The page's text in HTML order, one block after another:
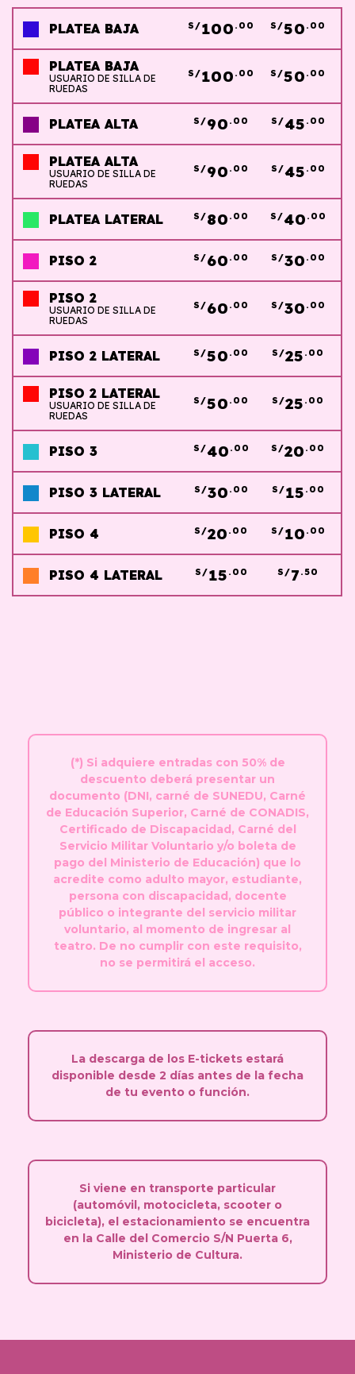
PLATEA BAJA S/100 .00 S/50 .00
PLATEA BAJA
USUARIO DE SILLA DE
RUEDAS
S/100 .00 S/50 .00
PLATEA ALTA S/90 .00 S/45 .00
PLATEA ALTA
USUARIO DE SILLA DE
RUEDAS
S/90 .00 S/45 .00
PLATEA LATERAL S/80 .00 S/40 .00
PISO 2 S/60 .00 S/30 .00
PISO 2
USUARIO DE SILLA DE
RUEDAS
S/60 .00 S/30 .00
PISO 2 LATERAL S/50 .00 S/25 .00
PISO 2 LATERAL
USUARIO DE SILLA DE
RUEDAS
S/50 .00 S/25 .00
PISO 3 S/40 .00 S/20 .00
PISO 3 LATERAL S/30 .00 S/15 .00
PISO 4 S/20 .00 S/10 .00
PISO 4 LATERAL S/15 .00 S/7.50
(*) Si adquiere entradas con 50% de
descuento deberá presentar un
documento (DNI, carné de SUNEDU, Carné
de Educación Superior, Carné de CONADIS,
Certificado de Discapacidad, Carné del
Servicio Militar Voluntario y/o boleta de
pago del Ministerio de Educación) que lo
acredite como adulto mayor, estudiante,
persona con discapacidad, docente
público o integrante del servicio militar
voluntario, al momento de ingresar al
teatro. De no cumplir con este requisito,
no se permitirá el acceso.
La descarga de los E-tickets estará
disponible desde 2 días antes de la fecha
de tu evento o función.
Si viene en transporte particular
(automóvil, motocicleta, scooter o
bicicleta), el estacionamiento se encuentra
en la Calle del Comercio S/N Puerta 6,
Ministerio de Cultura.